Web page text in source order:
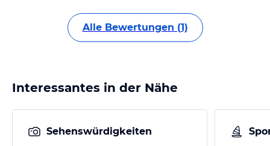
Alle Bewertungen (1)
Interessantes in der Nähe
Sehenswürdigkeiten